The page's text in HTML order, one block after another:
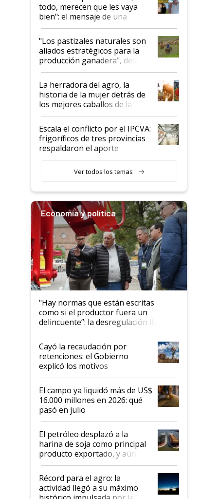
todo, merecen que les vaya
bien": el mensaje de una
ganadera uruguaya sobre las
oportunidades que se abren
para el agro en Argentina, con
foco en la carne
"Los pastizales naturales son
aliados estratégicos para la
producción ganadera", destaca
la iniciativa que ya reúne a 46
establecimientos en Argentina
La herradora del agro, la
historia de la mujer detrás de
los mejores caballos de la
Argentina y los mitos que
todavía hacen sufrir a estos
animales: "Mientras me
descalificaban, yo seguí
haciendo currículum"
Escala el conflicto por el IPCVA:
frigoríficos de tres provincias
respaldaron el aporte
Ver todos los temas
Economía y política
"Hay normas que están escritas
como si el productor fuera un
delincuente”: la desregulación llegó
al Congreso Aapresid y hasta se
habló del financiamiento al IPCVA
Cayó la recaudación por
retenciones: el Gobierno
explicó los motivos
El campo ya liquidó más de US$
16.000 millones en 2026: qué
pasó en julio
El petróleo desplazó a la
harina de soja como principal
producto exportado, y aún así
el agro aportó casi seis de cada
diez dólares y sostuvo el
liderazgo en un semestre
récord
Récord para el agro: la
actividad llegó a su máximo